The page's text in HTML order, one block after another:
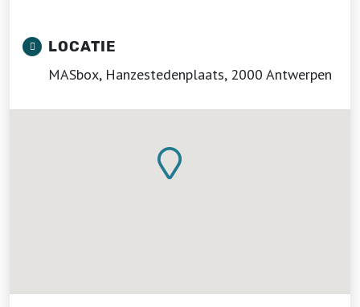
LOCATIE
MASbox, Hanzestedenplaats, 2000 Antwerpen